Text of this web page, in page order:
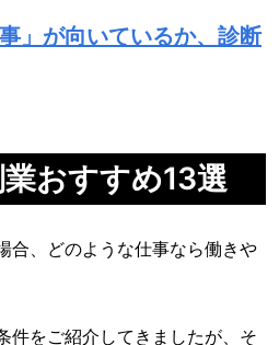
」が向いているか、診断
おすすめ13選
合、どのような仕事なら働きや
件をご紹介してきましたが、そ